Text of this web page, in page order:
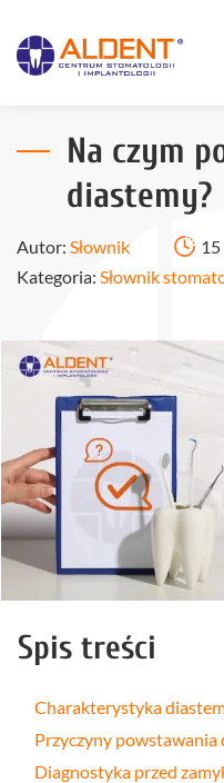
Na czym
diastemy?
Autor: Słownik
Kategoria: Słownik
Spis treści
Charakterystyka
Przyczyny powstawania
Diagnostyka przed